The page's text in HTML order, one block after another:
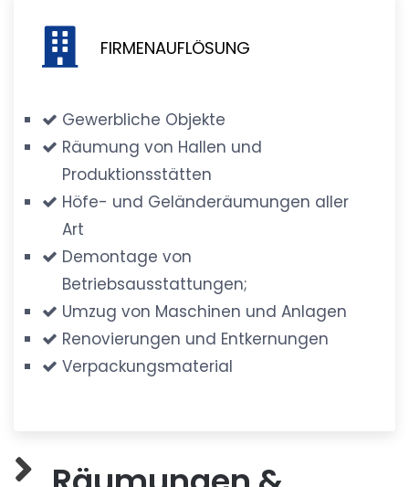
FIRMENAUFLÖSUNG
Gewerbliche Objekte
Räumung von Hallen und
Produktionsstätten
Höfe- und Geländeräumungen aller
Art
Demontage von
Betriebsausstattungen;
Umzug von Maschinen und Anlagen
Renovierungen und Entkernungen
Verpackungsmaterial